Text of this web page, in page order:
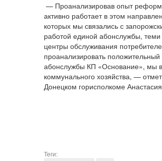
— Проанализировав опыт
активно работает в этом
которых мы связались с
работой единой абонслужбы,
центры обслуживания
проанализировать
абонслужбы КП «Основание», мы
коммунального хозяйства, —
Донецком горисполкоме
Теги: